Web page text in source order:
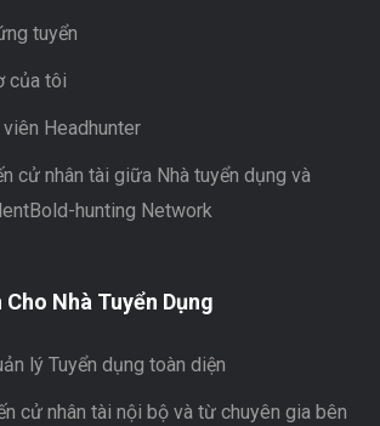
tuyển
của tôi
Headhunter
cử nhân tài giữa Nhà tuyển dụng và
hunting Network
Cho Nhà Tuyển Dụng
lý Tuyển dụng toàn diện
cử nhân tài nội bộ và từ chuyên gia bên